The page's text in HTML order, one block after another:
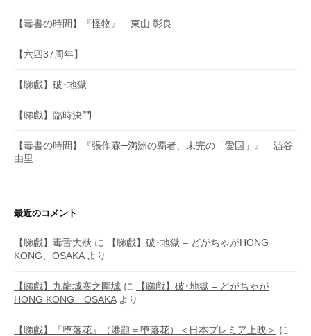
【毒書の時間】『怪物』 東山 彰良
【六四37周年】
【睇戲】破･地獄
【睇戲】臨時決鬥
【毒書の時間】『張作霖─満洲の覇者、未完の「愛国」』 澁谷
由里
最近のコメント
【睇戲】毒舌大狀 に
【睇戲】破･地獄 – どがちゃがHONG
KONG、OSAKAより
【睇戲】九龍城寨之圍城 に
【睇戲】破･地獄 – どがちゃが
HONG KONG、OSAKAより
【睇戲】『堕落花』（港題＝墮落花）＜日本プレミア上映＞ に